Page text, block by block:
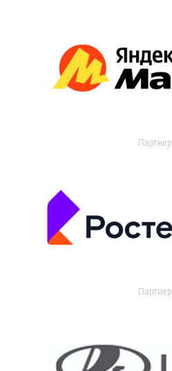
Партнер
Партнер